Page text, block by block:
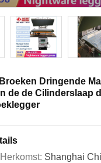
Dringende
de de Cilinderslaap
Shanghai